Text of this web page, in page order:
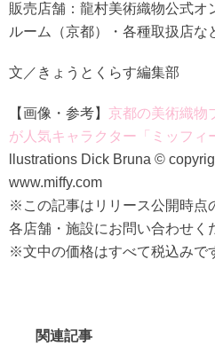
販売店舗：龍村美術織物公式オ
ルーム（京都）・各種取扱店な
文／きょうとくらす編集部
【画像・参考】 京都の美術織物
が人気キャラクター「ミッフィ
llustrations Dick Bruna ©
www.miffy.com
※この記事はリリース公開時点
各店舗・施設にお問い合わせく
※文中の価格はすべて税込みで
関連記事